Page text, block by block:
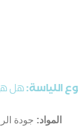
اللياسة:هل
المواد: جودة